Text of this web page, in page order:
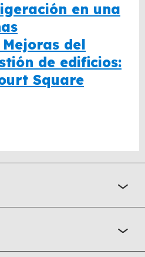
en una
del
de edificios:
Square